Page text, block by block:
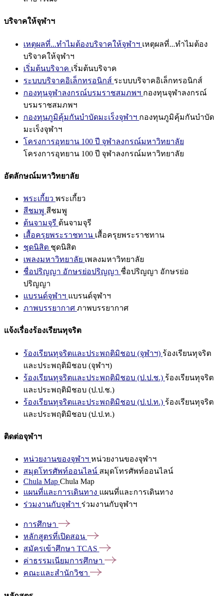
บริจาคให้จุฬาฯ
เหตุผลที่...ทำไมต้องบริจาคให้จุฬาฯ เหตุผลที่...ทำไมต้อง
บริจาคให้จุฬาฯ
เริ่มต้นบริจาค เริ่มต้นบริจาค
ระบบบริจาคอิเล็กทรอนิกส์ ระบบบริจาคอิเล็กทรอนิกส์
กองทุนจุฬาลงกรณ์บรมราชสมภพฯ กองทุนจุฬาลงกรณ์
บรมราชสมภพฯ
กองทุนภูมิคุ้มกันบำบัดมะเร็งจุฬาฯ กองทุนภูมิคุ้มกันบำบัด
มะเร็งจุฬาฯ
โครงการอุทยาน 100 ปี จุฬาลงกรณ์มหาวิทยาลัย
โครงการอุทยาน 100 ปี จุฬาลงกรณ์มหาวิทยาลัย
อัตลักษณ์มหาวิทยาลัย
พระเกี้ยว พระเกี้ยว
สีชมพู สีชมพู
ต้นจามจุรี ต้นจามจุรี
เสื้อครุยพระราชทาน เสื้อครุยพระราชทาน
ชุดนิสิต ชุดนิสิต
เพลงมหาวิทยาลัย เพลงมหาวิทยาลัย
ชื่อปริญญา อักษรย่อปริญญา ชื่อปริญญา อักษรย่อ
ปริญญา
แบรนด์จุฬาฯ แบรนด์จุฬาฯ
ภาพบรรยากาศ ภาพบรรยากาศ
แจ้งเรื่องร้องเรียนทุจริต
ร้องเรียนทุจริตและประพฤติมิชอบ (จุฬาฯ) ร้องเรียนทุจริต
และประพฤติมิชอบ (จุฬาฯ)
ร้องเรียนทุจริตและประพฤติมิชอบ (ป.ป.ช.) ร้องเรียนทุจริต
และประพฤติมิชอบ (ป.ป.ช.)
ร้องเรียนทุจริตและประพฤติมิชอบ (ป.ป.ท.) ร้องเรียนทุจริต
และประพฤติมิชอบ (ป.ป.ท.)
ติดต่อจุฬาฯ
หน่วยงานของจุฬาฯ หน่วยงานของจุฬาฯ
สมุดโทรศัพท์ออนไลน์ สมุดโทรศัพท์ออนไลน์
Chula Map Chula Map
แผนที่และการเดินทาง แผนที่และการเดินทาง
ร่วมงานกับจุฬาฯ ร่วมงานกับจุฬาฯ
การศึกษา
หลักสูตรที่เปิดสอน
สมัครเข้าศึกษา TCAS
ค่าธรรมเนียมการศึกษา
คณะและสำนักวิชา